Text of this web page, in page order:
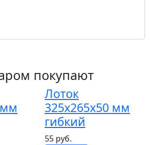
покупают
мм
Лоток
325х265х50 мм
гибкий
55 руб.